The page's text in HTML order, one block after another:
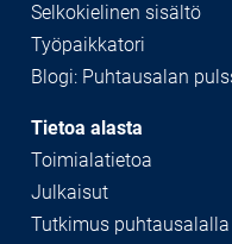
Selkokielinen sisältö
Työpaikkatori
Blogi: Puhtausalan
Tietoa alasta
Toimialatietoa
Julkaisut
Tutkimus puhtausalalla